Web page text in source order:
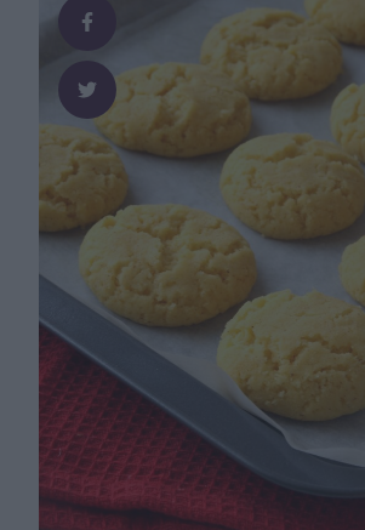
dl strössel100 g choklad (valfri sort)